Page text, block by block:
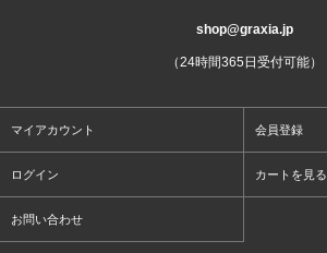
shop@graxia.jp
（24時間365日受付可能）
マイアカウント 会員登録
ログイン カートを見る
お問い合わせ